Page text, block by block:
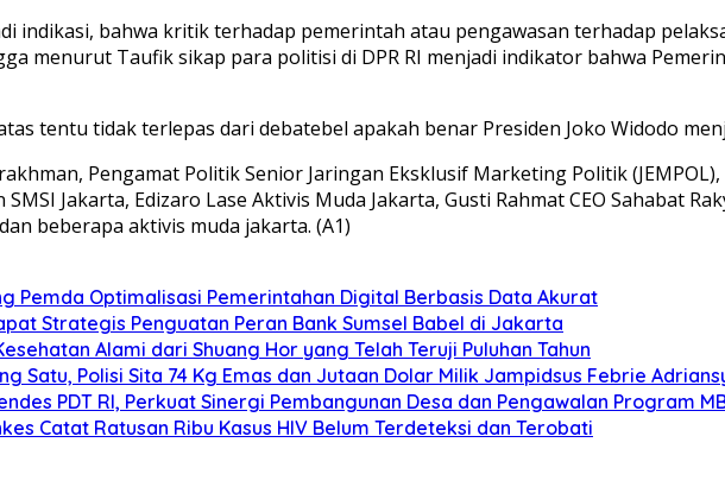
indikasi, bahwa kritik terhadap pemerintah atau pengawasan terhadap
menurut Taufik sikap para politisi di DPR RI menjadi indikator bahwa
tentu tidak terlepas dari debatebel apakah benar Presiden Joko Widodo
Pengamat Politik Senior Jaringan Eksklusif Marketing Politik
Jakarta, Edizaro Lase Aktivis Muda Jakarta, Gusti Rahmat CEO Sahabat
beberapa aktivis muda jakarta. (A1)
Pemda Optimalisasi Pemerintahan Digital Berbasis Data Akurat
Strategis Penguatan Peran Bank Sumsel Babel di Jakarta
Alami dari Shuang Hor yang Telah Teruji Puluhan Tahun
Satu, Polisi Sita 74 Kg Emas dan Jutaan Dolar Milik Jampidsus Febrie
PDT RI, Perkuat Sinergi Pembangunan Desa dan Pengawalan Program
Catat Ratusan Ribu Kasus HIV Belum Terdeteksi dan Terobati